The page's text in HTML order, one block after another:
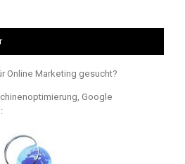
Online Marketing gesucht?
Google